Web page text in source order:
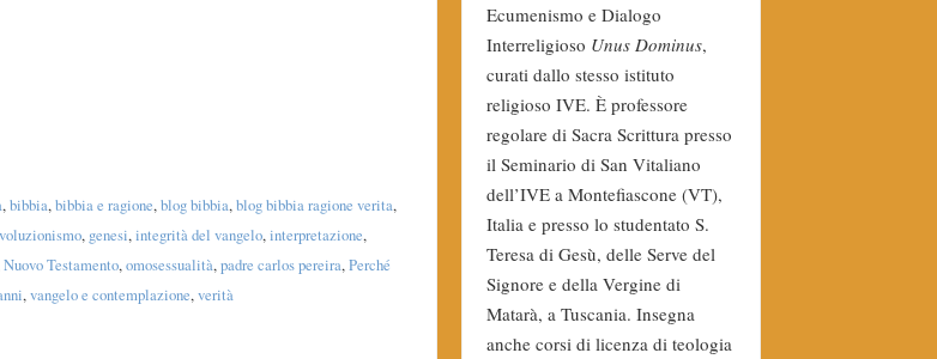
,bibbia,bibbia e ragione,blog bibbia,blog bibbia ragione verita,
, genesi,integrità del vangelo,interpretazione,
Nuovo Testamento,omosessualità,padre carlos pereira,Perché
,vangelo e contemplazione,verità
Ecumenismo e Dialogo
Interreligioso Unus Dominus,
curati dallo stesso istituto
religioso IVE. È professore
regolare di Sacra Scrittura presso
il Seminario di San Vitaliano
dell’IVE a Montefiascone (VT),
Italia e presso lo studentato S.
Teresa di Gesù, delle Serve del
Signore e della Vergine di
Matarà, a Tuscania. Insegna
anche corsi di licenza di teologia